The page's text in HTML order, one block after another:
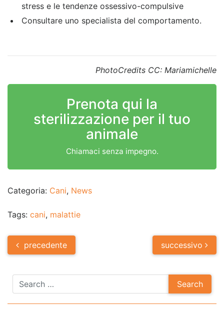
stress e le tendenze ossessivo-compulsive
Consultare uno specialista del comportamento.
PhotoCredits CC: Mariamichelle
Prenota qui la
sterilizzazione per il tuo
animale
Chiamaci senza impegno.
Categoria: Cani, News
Tags: cani, malattie
Post
navigation
precedente successivo